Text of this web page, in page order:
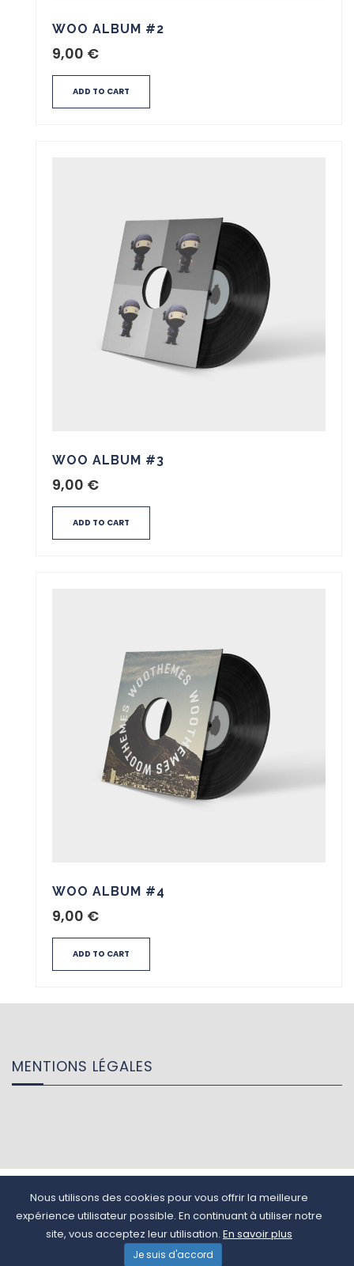
WOO ALBUM #2
9,00 €
ADD TO CART
WOO ALBUM #3
9,00 €
ADD TO CART
WOO ALBUM #4
9,00 €
ADD TO CART
MENTIONS LÉGALES
TAM Recrutement - 27 Rue Ferrandière 69002 Lyon - 04 51 08 47 44 -
contact@tam-recrutement.fr © 2022 TAM Recrutement
Nous utilisons des cookies pour vous offrir la meilleure
expérience utilisateur possible. En continuant à utiliser notre
site, vous acceptez leur utilisation. En savoir plus
Je suis d'accord